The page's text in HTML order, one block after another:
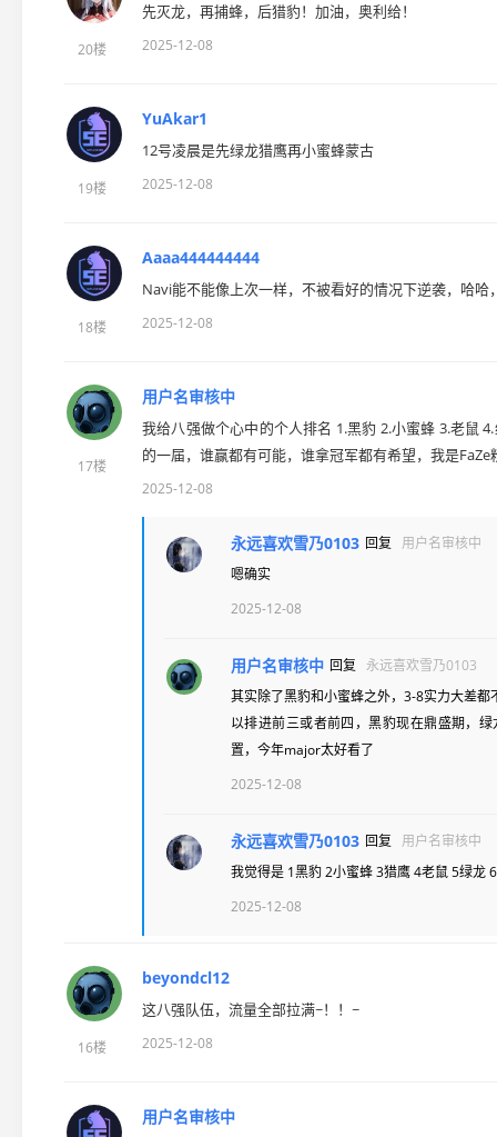
20楼
先灭龙，再捕蜂，后猎豹！加油，奥利给！
2025-12-08
19楼
YuAkar1
12号凌晨是先绿龙猎鹰再小蜜蜂蒙古
2025-12-08
18楼
Aaaa444444444
Navi能不能像上次一样，不被看好的情况下逆袭，哈哈
2025-12-08
17楼
用户名审核中
我给八强做个心中的个人排名 1.黑豹 2.小蜜蜂 3.老鼠
的一届，谁赢都有可能，谁拿冠军都有希望，我是
2025-12-08
永远喜欢雪乃0103 回复
用户名审核中
嗯确实
2025-12-08
用户名审核中 回复 永远喜欢雪乃0103
其实除了黑豹和小蜜蜂之外，3-8实力大差
以排进前三或者前四，黑豹现在鼎盛期，
置，今年major太好看了
2025-12-08
永远喜欢雪乃0103 回复
用户名审核中
我觉得是 1黑豹 2小蜜蜂 3猎鹰 4老鼠 5绿龙
2025-12-08
16楼
beyondcl12
这八强队伍，流量全部拉满~！！~
2025-12-08
用户名审核中